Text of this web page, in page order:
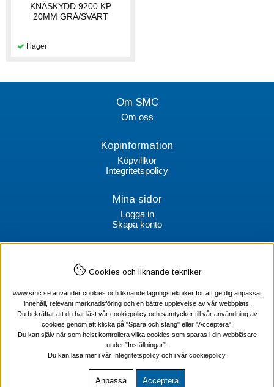
KNÄSKYDD 9200 KP
20MM GRÅ/SVART
Om SMC
Om oss
Köpinformation
Köpvillkor
Integritetspolicy
Mina sidor
Logga in
Skapa konto
SMC Stockholms Maskincentral AB
100 64 Stockholm
Tel Verktyg: 08-578 55 230
Tel Värmekabel: 08-578 55 240
Cookies och liknande tekniker
www.smc.se använder cookies och liknande lagringstekniker för att ge dig anpassat
innehåll, relevant marknadsföring och en bättre upplevelse av vår webbplats.
Du bekräftar att du har läst vår cookiepolicy och samtycker till vår användning av
cookies genom att klicka på "Spara och stäng" eller "Acceptera".
Du kan själv när som helst kontrollera vilka cookies som sparas i din webbläsare
under ”Inställningar”.
Du kan läsa mer i vår Integritetspolicyoch i vår cookiepolicy.
Anpassa Acceptera